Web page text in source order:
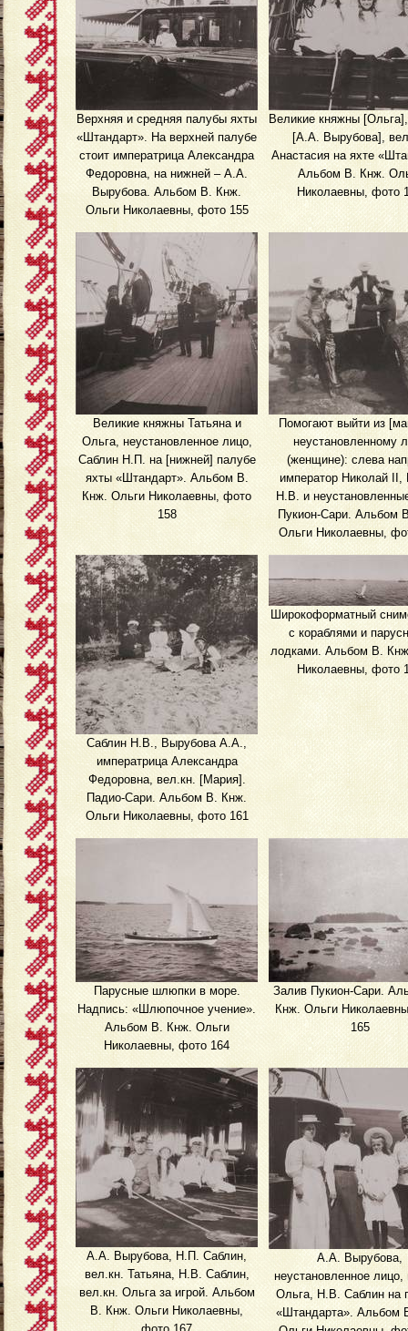
Верхняя и средняя палубы яхты
«Штандарт». На верхней палубе
стоит императрица Александра
Федоровна, на нижней – А.А.
Вырубова. Альбом В. Кнж.
Ольги Николаевны, фото 155
Великие княжны
[А.А. Вырубова],
Анастасия на яхте
Альбом В. Кнж.
Николаевны, фото
Великие княжны Татьяна и
Ольга, неустановленное лицо,
Саблин Н.П. на [нижней] палубе
яхты «Штандарт». Альбом В.
Кнж. Ольги Николаевны, фото
158
Помогают выйти из
неустановленному
(женщине): слева
император Николай II,
Н.В. и
Пукион-Сари. Альбом
Ольги Николаевны,
Саблин Н.В., Вырубова А.А.,
императрица Александра
Федоровна, вел.кн. [Мария].
Падио-Сари. Альбом В. Кнж.
Ольги Николаевны, фото 161
Широкоформатный
с кораблями и
лодками. Альбом В.
Николаевны, фото
Парусные шлюпки в море.
Надпись: «Шлюпочное учение».
Альбом В. Кнж. Ольги
Николаевны, фото 164
Залив Пукион-Сари.
Кнж. Ольги
165
А.А. Вырубова, Н.П. Саблин,
вел.кн. Татьяна, Н.В. Саблин,
вел.кн. Ольга за игрой. Альбом
В. Кнж. Ольги Николаевны,
А.А. Вырубова,
неустановленное лицо,
Ольга, Н.В. Саблин на
«Штандарта». Альбом